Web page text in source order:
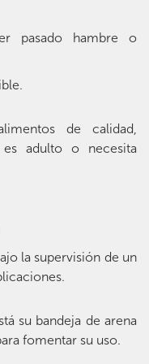
pasado hambre o
de calidad,
adulto o necesita
la supervisión de un
su bandeja de arena
fomentar su uso.